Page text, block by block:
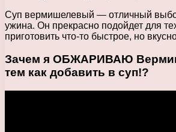
Суп вермишелевый — отличный
ужина. Он прекрасно подойдет для
приготовить что-то быстрое, но
Зачем я ОБЖАРИВАЮ
тем как добавить в суп!?